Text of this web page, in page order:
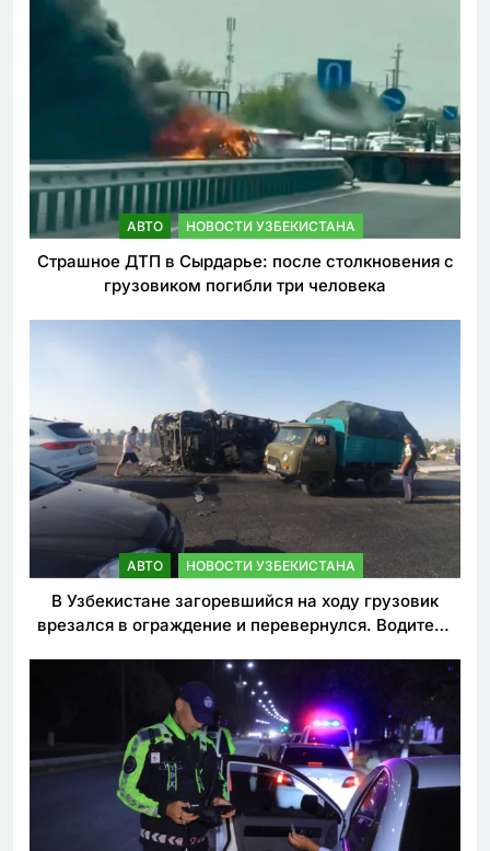
АВТО НОВОСТИ УЗБЕКИСТАНА
Страшное ДТП в Сырдарье: после столкновения с
грузовиком погибли три человека
АВТО НОВОСТИ УЗБЕКИСТАНА
В Узбекистане загоревшийся на ходу грузовик
врезался в ограждение и перевернулся. Водитель